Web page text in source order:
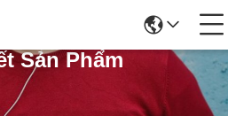
Sản Phẩm